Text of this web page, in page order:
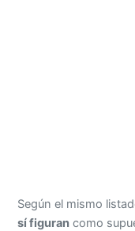
Según el mismo
sí figuran como